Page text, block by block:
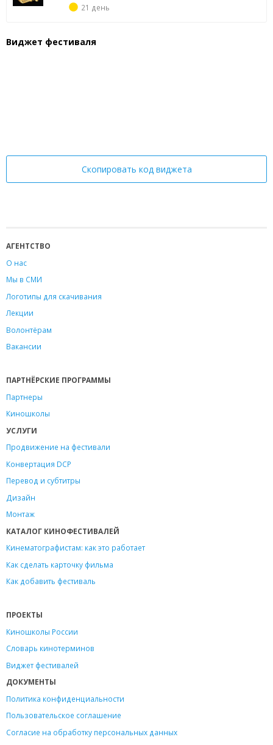
21 день
Виджет фестиваля
Скопировать код виджета
АГЕНТСТВО
О нас
Мы в СМИ
Логотипы для скачивания
Лекции
Волонтёрам
Вакансии
ПАРТНЁРСКИЕ ПРОГРАММЫ
Партнеры
Киношколы
УСЛУГИ
Продвижение на фестивали
Конвертация DCP
Перевод и субтитры
Дизайн
Монтаж
КАТАЛОГ КИНОФЕСТИВАЛЕЙ
Кинематографистам: как это работает
Как сделать карточку фильма
Как добавить фестиваль
ПРОЕКТЫ
Киношколы России
Словарь кинотерминов
Виджет фестивалей
ДОКУМЕНТЫ
Политика конфиденциальности
Пользовательское соглашение
Согласие на обработку персональных данных